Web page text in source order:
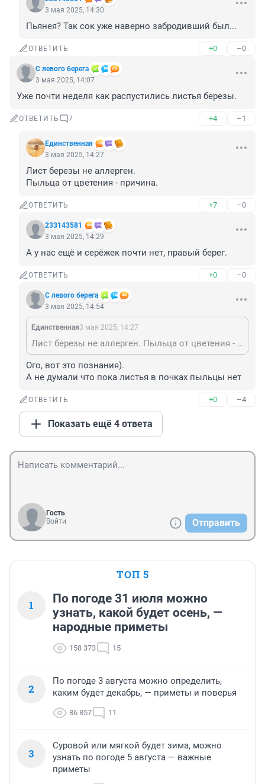
3 мая 2025, 14:30
Пьянея? Так сок уже наверно забродивший был...
ОТВЕТИТЬ +0 –0
С левого берега
3 мая 2025, 14:07
Уже почти неделя как распустились листья березы.
ОТВЕТИТЬ 7 +4 –1
Единственная
3 мая 2025, 14:27
Лист березы не аллерген.
Пыльца от цветения - причина.
ОТВЕТИТЬ +7 –0
233143581
3 мая 2025, 14:29
А у нас ещё и серёжек почти нет, правый берег.
ОТВЕТИТЬ +0 –0
С левого берега
3 мая 2025, 14:54
Единственная3 мая 2025, 14:27
Лист березы не аллерген. Пыльца от цветения - причина.
Ого, вот это познания).
А не думали что пока листья в почках пыльцы нет
ОТВЕТИТЬ +0 –4
Показать ещё 4 ответа
Гость
Войти
Отправить
ТОП 5
1
По погоде 31 июля можно
узнать, какой будет осень, —
народные приметы
158 373 15
2
По погоде 3 августа можно определить,
каким будет декабрь, — приметы и поверья
86 857 11
3
Суровой или мягкой будет зима, можно
узнать по погоде 5 августа — важные
приметы